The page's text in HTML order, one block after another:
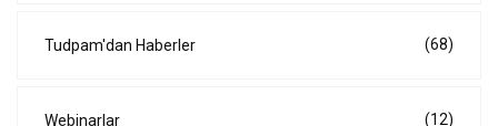
Tudpam'dan Haberler (68)
Webinarlar (12)